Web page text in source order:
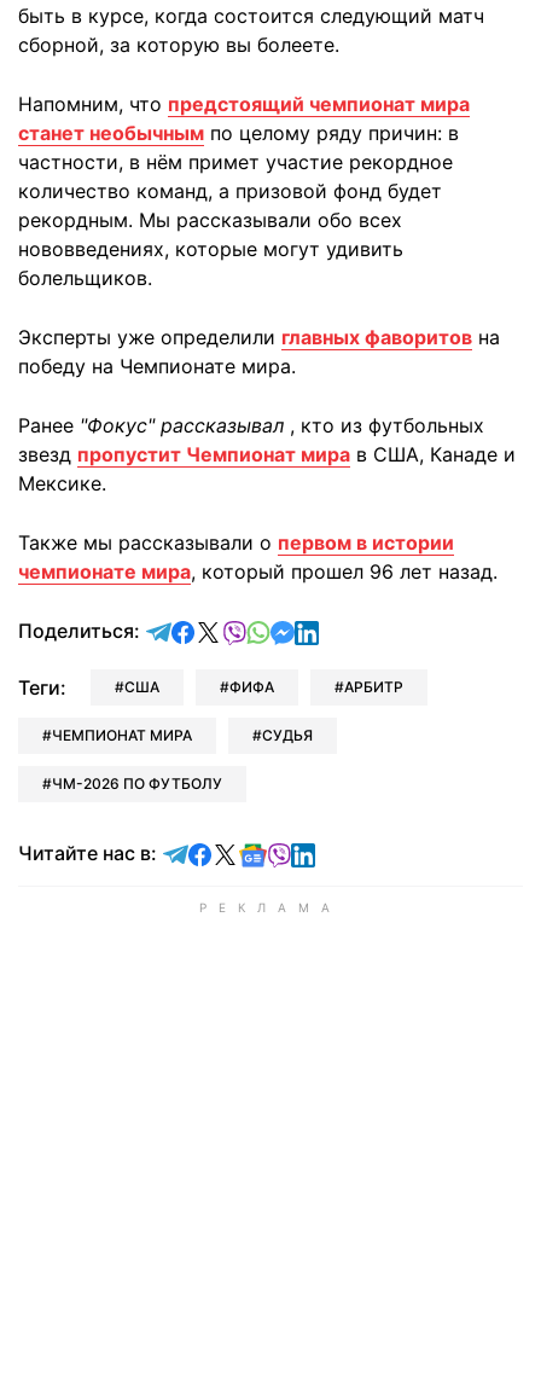
быть в курсе, когда состоится следующий матч
сборной, за которую вы болеете.
Напомним, что предстоящий чемпионат мира
станет необычным по целому ряду причин: в
частности, в нём примет участие рекордное
количество команд, а призовой фонд будет
рекордным. Мы рассказывали обо всех
нововведениях, которые могут удивить
болельщиков.
Эксперты уже определили главных фаворитов на
победу на Чемпионате мира.
Ранее "Фокус" рассказывал , кто из футбольных
звезд пропустит Чемпионат мира в США, Канаде и
Мексике.
Также мы рассказывали о первом в истории
чемпионате мира, который прошел 96 лет назад.
Поделиться: отправить в Telegram
поделиться в Facebook
поделиться в X
отправить в Viber
отправить в Whatsapp
отправить в Messenger
отправить в LinkedIn
Теги: США ФИФА АРБИТР
ЧЕМПИОНАТ МИРА СУДЬЯ
ЧМ-2026 ПО ФУТБОЛУ
Читайте нас в: Читайте в Telegram
Читайте в Facebook
Читайте в X
Читайте в Google news
Читайте в Viber
Читайте в LinkedIn